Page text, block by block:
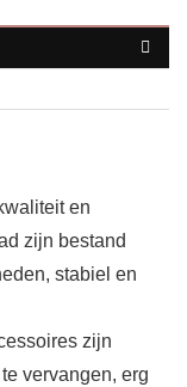
en
zijn bestand
stabiel en
zijn
vervangen, erg